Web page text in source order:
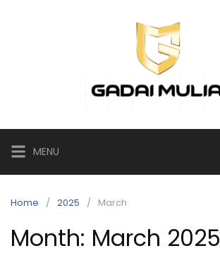
MENU
Home 2025 March
Month: March 2025